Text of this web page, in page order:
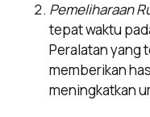
Pemeliharaan
tepat waktu
Peralatan yang
memberikan
meningkatkan